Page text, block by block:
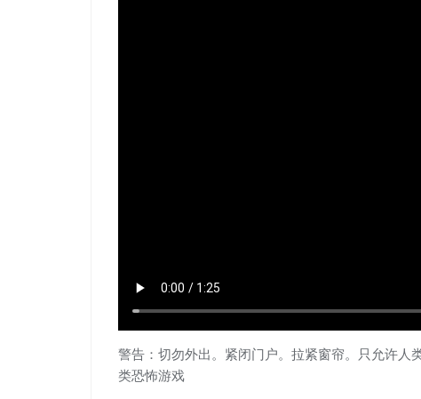
警告：切勿外出。紧闭门户。拉紧窗帘。只允许人
类恐怖游戏